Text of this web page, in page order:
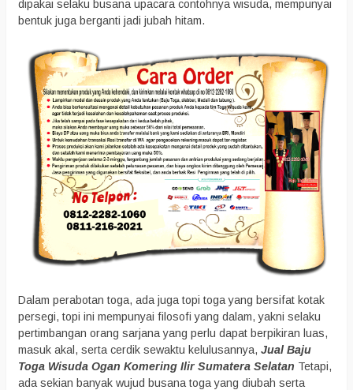
dipakai selaku busana upacara contohnya wisuda, mempunyai
bentuk juga berganti jadi jubah hitam.
Dalam perabotan toga, ada juga topi toga yang bersifat kotak
persegi, topi ini mempunyai filosofi yang dalam, yakni selaku
pertimbangan orang sarjana yang perlu dapat berpikiran luas,
masuk akal, serta cerdik sewaktu kelulusannya, Jual Baju
Toga Wisuda Ogan Komering Ilir Sumatera Selatan Tetapi,
ada sekian banyak wujud busana toga yang diubah serta